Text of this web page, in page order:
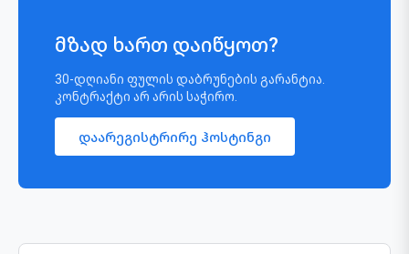
მზად ხართ დაიწყოთ?
30-დღიანი ფულის დაბრუნების გარანტია.
კონტრაქტი არ არის საჭირო.
დაარეგისტრირე ჰოსტინგი